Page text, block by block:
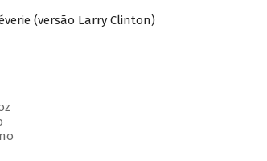
(versão Larry Clinton)